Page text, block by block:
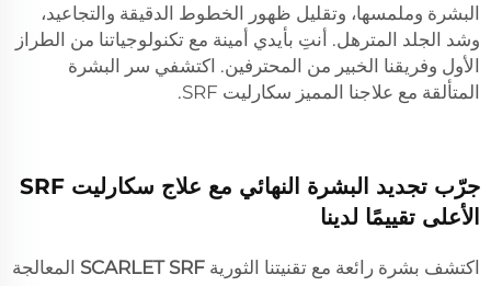
البشرة وملمسها، وتقليل ظهور الخطوط الدقيقة والتجاعيد،
وشد الجلد المترهل. أنتِ بأيدي أمينة مع تكنولوجياتنا من الطراز
الأول وفريقنا الخبير من المحترفين. اكتشفي سر البشرة
المتألقة مع علاجنا المميز سكارليت SRF.
جرّب تجديد البشرة النهائي مع علاج سكارليت SRF
الأعلى تقييمًا لدينا
اكتشف بشرة رائعة مع تقنيتنا الثورية SCARLET SRF المعالجة